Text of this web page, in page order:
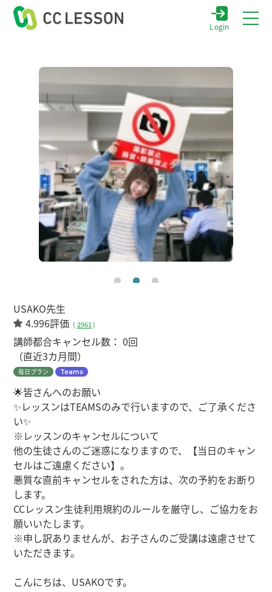
Login
USAKO先生
4.996評価 ( 2961 )
講師都合キャンセル数：0回
（直近3カ月間）
毎日プラン Teams
🌟皆さんへのお願い
✨レッスンはTEAMSのみで行いますので、ご了承くださ
い✨
※レッスンのキャンセルについて
他の生徒さんのご迷惑になりますので、【当日のキャン
セルはご遠慮ください】。
悪質な直前キャンセルをされた方は、次の予約をお断り
します。
CCレッスン生徒利用規約のルールを厳守し、ご協力をお
願いいたします。
※申し訳ありませんが、お子さんのご受講は遠慮させて
いただきます。
こんにちは、USAKOです。